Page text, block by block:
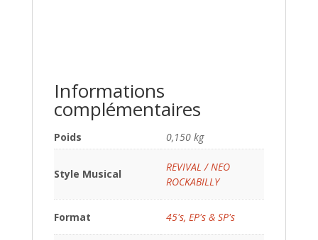
Informations
complémentaires
Poids 0,150 kg
Style Musical
REVIVAL / NEO
ROCKABILLY
Format 45's, EP's & SP's